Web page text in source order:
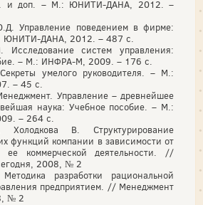
и доп. – М.: ЮНИТИ-ДАНА, 2012. –
Управление поведением в фирме:
ЮНИТИ-ДАНА, 2012. – 487 с.
Исследование систем управления:
– М.: ИНФРА-М, 2009. – 176 с.
умелого руководителя. – М.:
– 45 с.
Управление – древнейшее
наука: Учебное пособие. – М.:
– 264 с.
В. Структурирование
функций компании в зависимости от
ее коммерческой деятельности. //
2008, № 2
разработки рациональной
предприятием. // Менеджмент
№ 2